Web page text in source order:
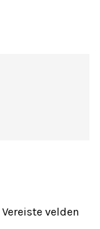
Vereiste velden